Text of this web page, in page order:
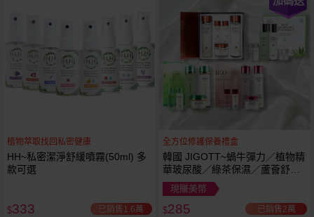
植物萃取找回私密健康
HH~私密潔淨舒緩噴霧(50ml) 多
款可選
$333 已銷售1.6萬
全方位修護保養禮盒
韓國 JIGOTT~蝸牛彈力／植物精
華玻尿酸／綠茶保濕／蘆薈舒緩
修復 禮盒(5件組) 款式可選 化妝
水+乳液+面霜
現賺美幣
$285 已銷售2萬